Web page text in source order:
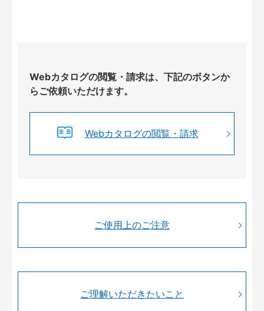
Webカタログの閲覧・請求は、下記のボタンか
らご依頼いただけます。
Webカタログの閲覧・請求
ご使用上のご注意
ご理解いただきたいこと